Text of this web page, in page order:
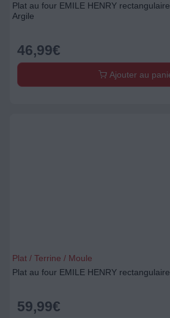
Plat au four EMILE HENRY
Argile
46,99€
Ajouter au
Plat / Terrine / Moule
Plat au four EMILE HENRY
59,99€